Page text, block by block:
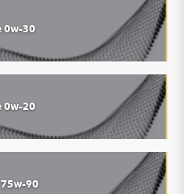
0w-30
0w-20
90